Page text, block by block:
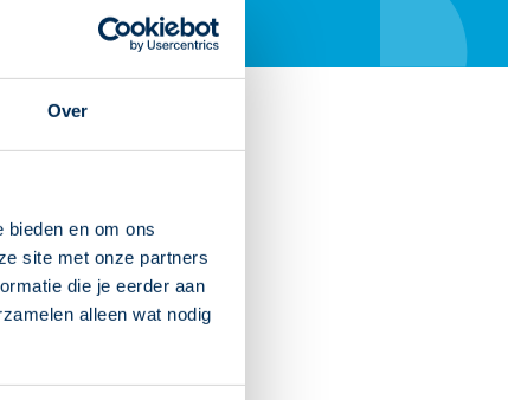
Over
en om ons
site met onze partners
die je eerder aan
alleen wat nodig